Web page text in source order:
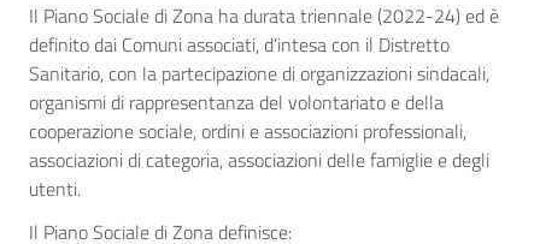
Il Piano Sociale di Zona ha durata triennale (2022-24) ed è
definito dai Comuni associati, d’intesa con il Distretto
Sanitario, con la partecipazione di organizzazioni sindacali,
organismi di rappresentanza del volontariato e della
cooperazione sociale, ordini e associazioni professionali,
associazioni di categoria, associazioni delle famiglie e degli
utenti.
Il Piano Sociale di Zona definisce: